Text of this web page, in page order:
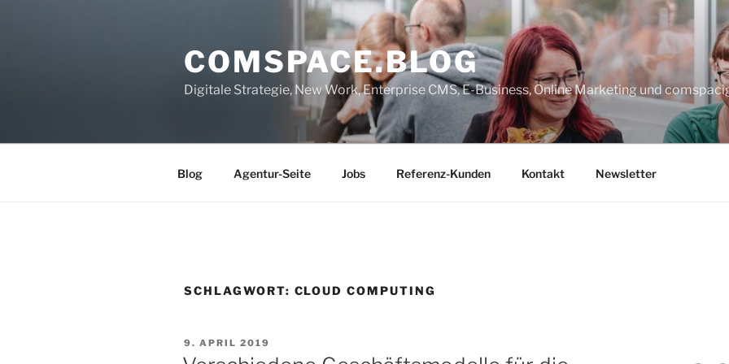
COMSPACE.BLOG
Digitale Strategie, New Work, Enterprise CMS, E-Business, Online Marketing und
Blog Agentur-Seite Jobs Referenz-Kunden Kontakt Newsletter
SCHLAGWORT: CLOUD COMPUTING
VERÖFFENTLICHT
AM
9. APRIL 2019